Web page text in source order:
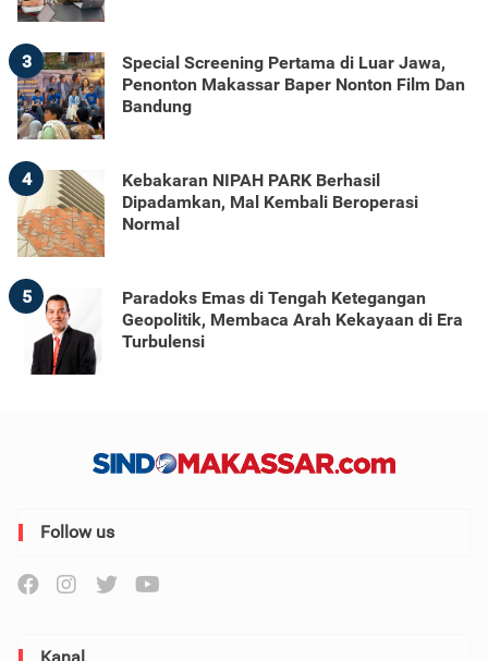
3
Special Screening Pertama di Luar Jawa,
Penonton Makassar Baper Nonton Film Dan
Bandung
4
Kebakaran NIPAH PARK Berhasil
Dipadamkan, Mal Kembali Beroperasi
Normal
5
Paradoks Emas di Tengah Ketegangan
Geopolitik, Membaca Arah Kekayaan di Era
Turbulensi
Follow us
Kanal